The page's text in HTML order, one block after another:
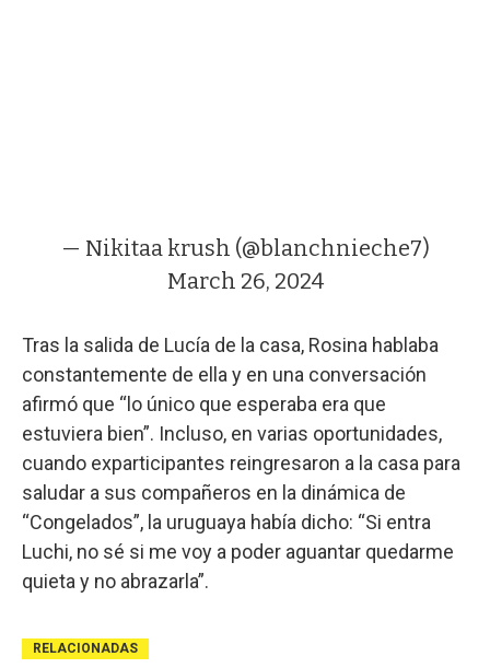
— Nikitaa krush (@blanchnieche7)
March 26, 2024
Tras la salida de Lucía de la casa, Rosina hablaba
constantemente de ella y en una conversación
afirmó que “lo único que esperaba era que
estuviera bien”. Incluso, en varias oportunidades,
cuando exparticipantes reingresaron a la casa para
saludar a sus compañeros en la dinámica de
“Congelados”, la uruguaya había dicho: “Si entra
Luchi, no sé si me voy a poder aguantar quedarme
quieta y no abrazarla”.
RELACIONADAS